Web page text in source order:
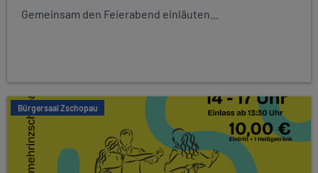
Gemeinsam den Feierabend einläuten...
Bürgersaal Zschopau